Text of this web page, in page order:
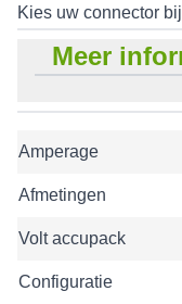
Kies uw connector
Meer
Amperage
Afmetingen
Volt accupack
Configuratie